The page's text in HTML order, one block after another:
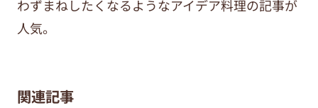
わずまねしたくなるようなアイデア料理の記事が
人気。
関連記事